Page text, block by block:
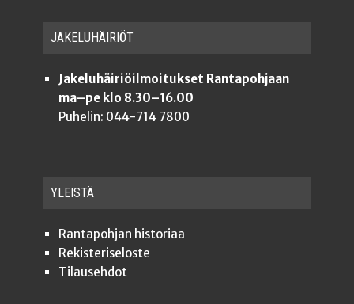
JAKE­LU­HÄI­RIÖT
Jakeluhäiriöilmoitukset Rantapohjaan
ma–pe klo 8.30–16.00
Puhelin: 044-714 7800
YLEISTÄ
Ran­ta­poh­jan historiaa
Rekis­te­ri­se­los­te
Tilauseh­dot